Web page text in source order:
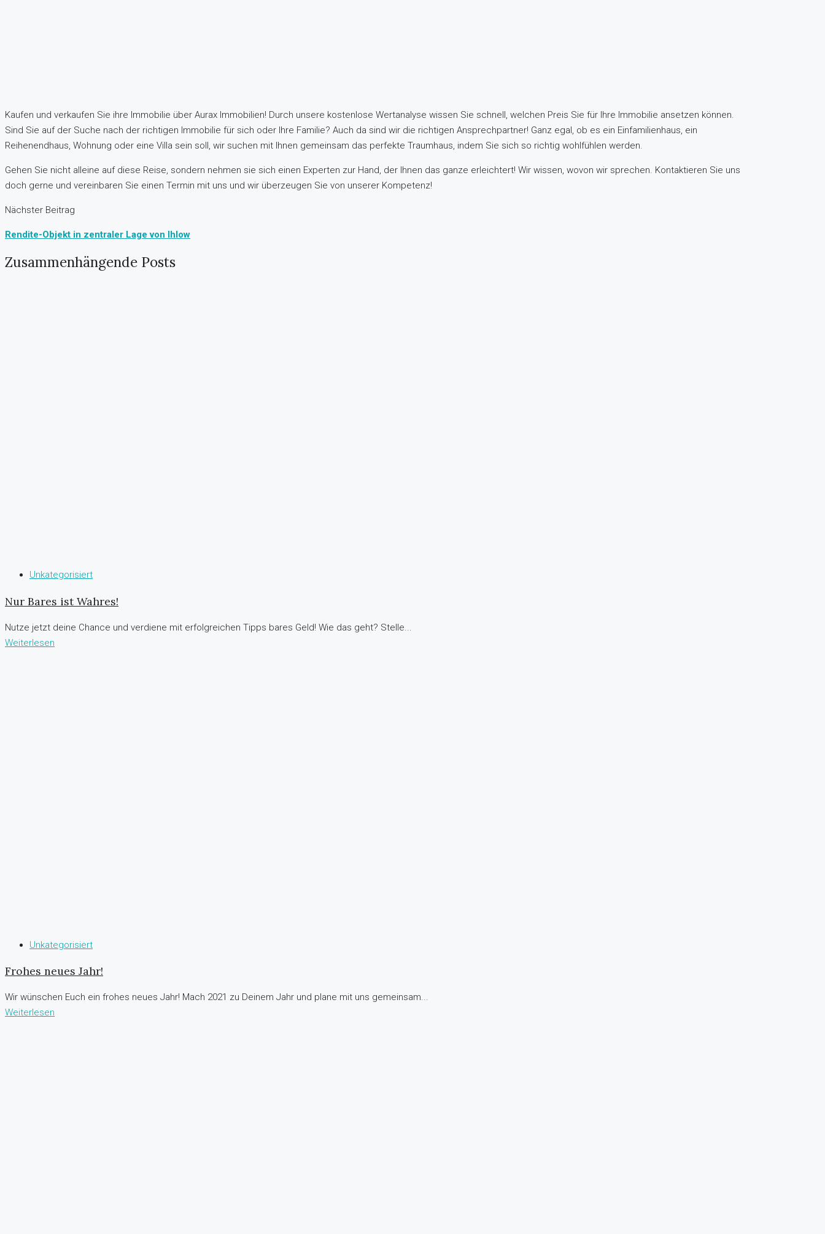
Kaufen und verkaufen Sie ihre Immobilie über Aurax Immobilien! Durch unsere kostenlose Wertanalyse wissen Sie schnell, welchen Preis Sie für Ihre Immobilie ansetzen können.
Sind Sie auf der Suche nach der richtigen Immobilie für sich oder Ihre Familie? Auch da sind wir die richtigen Ansprechpartner! Ganz egal, ob es ein Einfamilienhaus, ein
Reihenendhaus, Wohnung oder eine Villa sein soll, wir suchen mit Ihnen gemeinsam das perfekte Traumhaus, indem Sie sich so richtig wohlfühlen werden.
Gehen Sie nicht alleine auf diese Reise, sondern nehmen sie sich einen Experten zur Hand, der Ihnen das ganze erleichtert! Wir wissen, wovon wir sprechen. Kontaktieren Sie uns
doch gerne und vereinbaren Sie einen Termin mit uns und wir überzeugen Sie von unserer Kompetenz!
Nächster Beitrag
Rendite-Objekt in zentraler Lage von Ihlow
Zusammenhängende Posts
Unkategorisiert
Nur Bares ist Wahres!
Nutze jetzt deine Chance und verdiene mit erfolgreichen Tipps bares Geld! Wie das geht? Stelle...
Weiterlesen
Unkategorisiert
Frohes neues Jahr!
Wir wünschen Euch ein frohes neues Jahr! Mach 2021 zu Deinem Jahr und plane mit uns gemeinsam...
Weiterlesen